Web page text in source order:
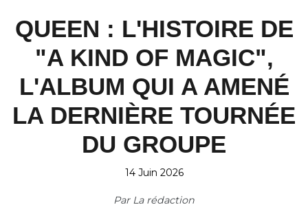
QUEEN : L'HISTOIRE DE
"A KIND OF MAGIC",
L'ALBUM QUI A AMENÉ
LA DERNIÈRE TOURNÉE
DU GROUPE
14 Juin 2026
Par La rédaction